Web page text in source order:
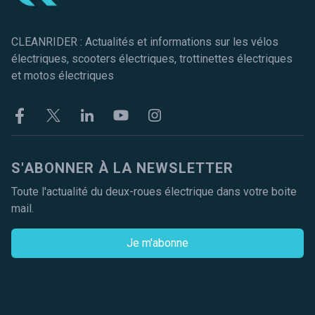
CLEANRIDER : Actualités et informations sur les vélos
électriques, scooters électriques, trottinettes électriques
et motos électriques
FacebookTwitter LinkekinYoutubeInstagram
S'ABONNER À LA NEWSLETTER
Toute l'actualité du deux-roues électrique dans votre boite
mail.
Je m'abonne